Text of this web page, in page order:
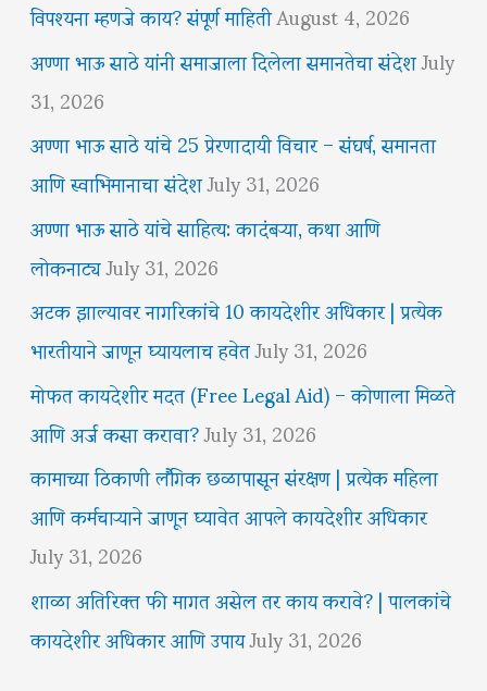
विपश्यना म्हणजे काय? संपूर्ण माहितीAugust 4, 2026
अण्णा भाऊ साठे यांनी समाजाला दिलेला समानतेचा संदेशJuly
31, 2026
अण्णा भाऊ साठे यांचे 25 प्रेरणादायी विचार – संघर्ष, समानता
आणि स्वाभिमानाचा संदेशJuly 31, 2026
अण्णा भाऊ साठे यांचे साहित्य: कादंबऱ्या, कथा आणि
लोकनाट्यJuly 31, 2026
अटक झाल्यावर नागरिकांचे 10 कायदेशीर अधिकार | प्रत्येक
भारतीयाने जाणून घ्यायलाच हवेतJuly 31, 2026
मोफत कायदेशीर मदत (Free Legal Aid) – कोणाला मिळते
आणि अर्ज कसा करावा?July 31, 2026
कामाच्या ठिकाणी लैंगिक छळापासून संरक्षण | प्रत्येक महिला
आणि कर्मचाऱ्याने जाणून घ्यावेत आपले कायदेशीर अधिकार
July 31, 2026
शाळा अतिरिक्त फी मागत असेल तर काय करावे? | पालकांचे
कायदेशीर अधिकार आणि उपायJuly 31, 2026